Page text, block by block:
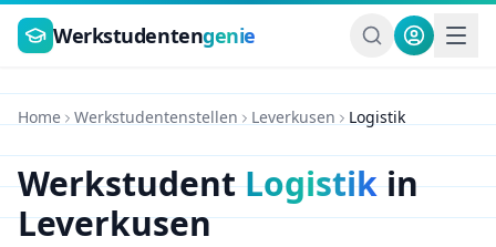
Zum Hauptinhalt springen
Werkstudentengenie
Home Werkstudentenstellen Leverkusen Logistik
WerkstudentLogistikin
Leverkusen